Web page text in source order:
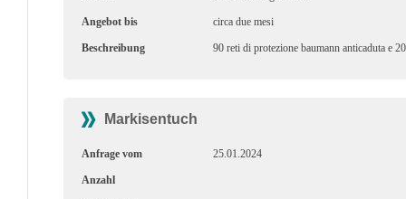
Angebot bis circa due mesi
Beschreibung 90 reti di protezione baumann anticaduta e
Markisentuch
Anfrage vom 25.01.2024
Anzahl